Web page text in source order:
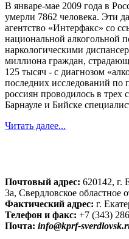
В январе-мае 2009 года в
умерли 7862 человека. Эти
агентство «Интерфакс» со
национальной алкогольной
наркологическими
миллиона граждан,
125 тысяч - с диагнозом
последних исследований по
россиян проводилось в трех
Барнауле и Бийске
Читать далее...
Почтовый адрес: 620142, г.
3а, Свердловское
Фактический адрес: г.
Телефон и факс: +7 (343)
Почта: info@kprf-